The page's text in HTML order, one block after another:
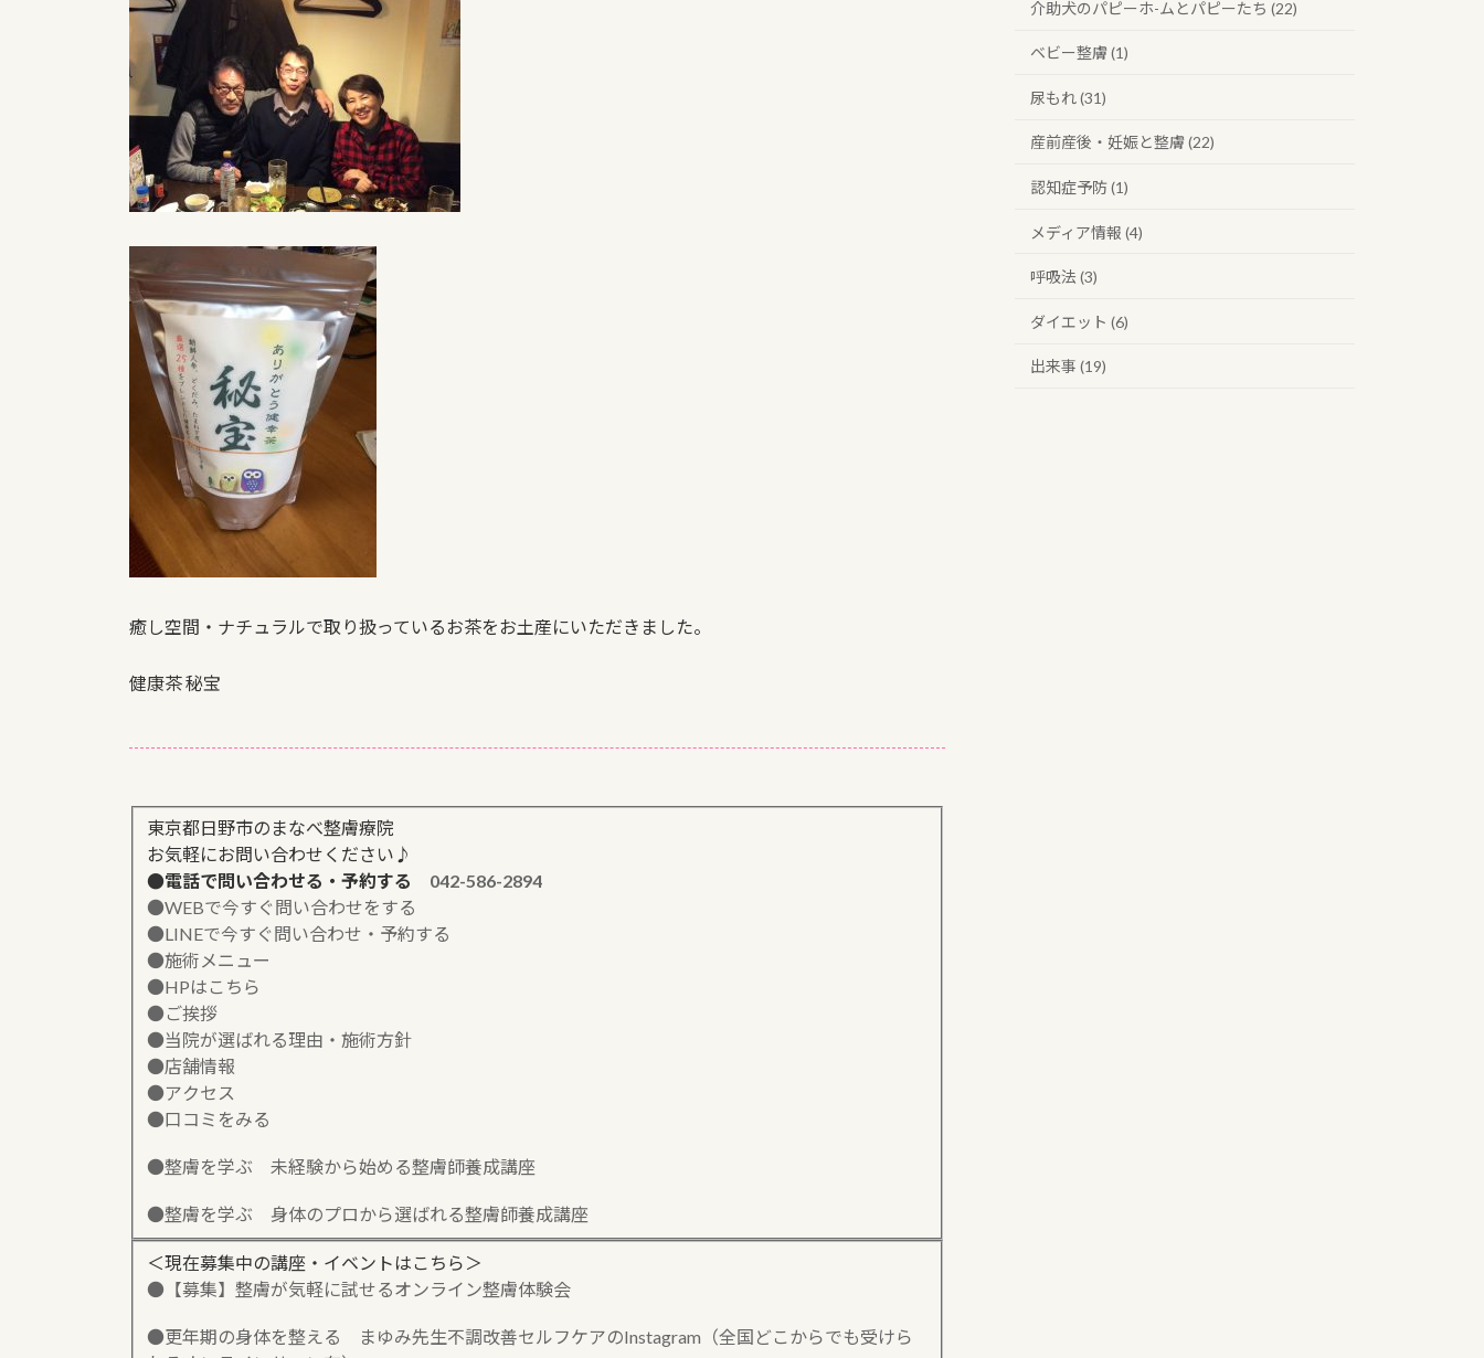
癒し空間・ナチュラルで取り扱っているお茶をお土産にいただきました。
健康茶 秘宝
東京都日野市のまなべ整膚療院
お気軽にお問い合わせください♪
●電話で問い合わせる・予約する 042-586-2894
●WEBで今すぐ問い合わせをする
●LINEで今すぐ問い合わせ・予約する
●施術メニュー
●HPはこちら
●ご挨拶
●当院が選ばれる理由・施術方針
●店舗情報
●アクセス
●口コミをみる
●整膚を学ぶ 未経験から始める整膚師養成講座
●整膚を学ぶ 身体のプロから選ばれる整膚師養成講座
＜現在募集中の講座・イベントはこちら＞
●【募集】整膚が気軽に試せるオンライン整膚体験会
●更年期の身体を整える まゆみ先生不調改善セルフケアのInstagram（全国どこからでも受けら
介助犬のパピーホ-ムとパピーたち (22)
ベビー整膚 (1)
尿もれ (31)
産前産後・妊娠と整膚 (22)
認知症予防 (1)
メディア情報 (4)
呼吸法 (3)
ダイエット (6)
出来事 (19)